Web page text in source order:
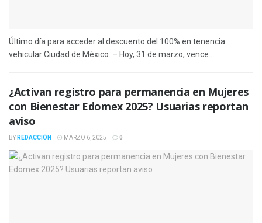
Último día para acceder al descuento del 100% en tenencia
vehicular Ciudad de México. – Hoy, 31 de marzo, vence...
¿Activan registro para permanencia en Mujeres
con Bienestar Edomex 2025? Usuarias reportan
aviso
BY REDACCIÓN MARZO 6, 2025 0